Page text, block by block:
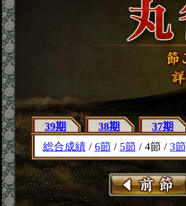
39期 38期 37期
総合成績/ 6節 / 5節 / 4節 / 3節